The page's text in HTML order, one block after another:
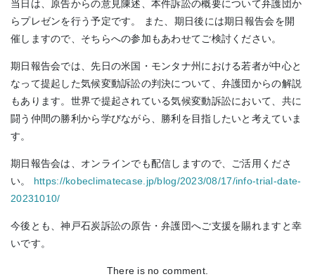
当日は、原告からの意見陳述、本件訴訟の概要について弁護団か
らプレゼンを行う予定です。 また、期日後には期日報告会を開
催しますので、そちらへの参加もあわせてご検討ください。
期日報告会では、先日の米国・モンタナ州における若者が中心と
なって提起した気候変動訴訟の判決について、弁護団からの解説
もあります。世界で提起されている気候変動訴訟において、共に
闘う仲間の勝利から学びながら、勝利を目指したいと考えていま
す。
期日報告会は、オンラインでも配信しますので、ご活用くださ
い。 https://kobeclimatecase.jp/blog/2023/08/17/info-trial-date-
20231010/
今後とも、神戸石炭訴訟の原告・弁護団へご支援を賜れますと幸
いです。
There is no comment.